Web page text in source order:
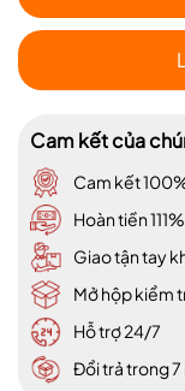
Cam kết của
Cam kết
Hoàn tiền
Giao tận tay
Mở hộp kiểm
Hỗ trợ 24/7
Đổi trả trong